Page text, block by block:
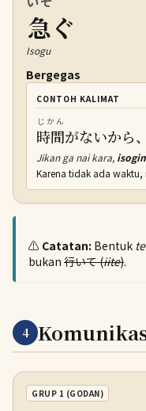
急ぐ
Isogu
Bergegas
CONTOH KALIMAT
時間
じかん
がないから、
Jikan ga nai kara,
Karena tidak ada waktu,
⚠️ Catatan: Bentuk te
bukan 行いて (iite).
4
GRUP 1 (GODAN)